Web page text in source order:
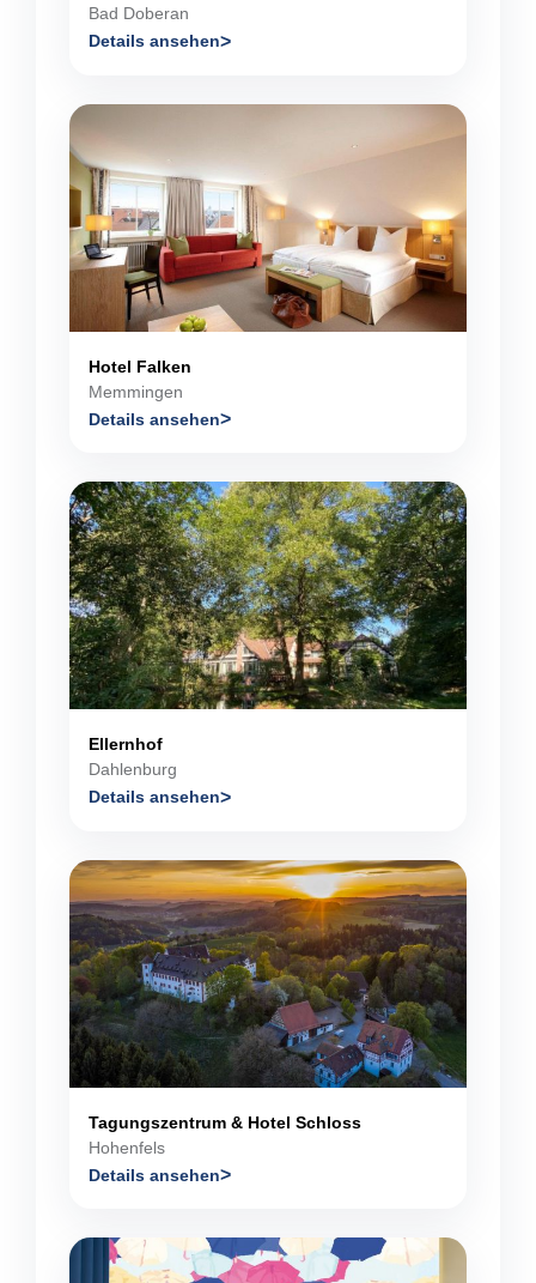
Bad Doberan
Details ansehen
Hotel Falken
Memmingen
Details ansehen
Ellernhof
Dahlenburg
Details ansehen
Tagungszentrum & Hotel Schloss
Hohenfels
Details ansehen